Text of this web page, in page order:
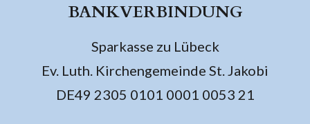
BANKVERBINDUNG
Sparkasse zu Lübeck
Ev. Luth. Kirchengemeinde St. Jakobi
DE49 2305 0101 0001 0053 21